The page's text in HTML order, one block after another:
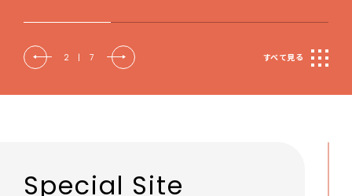
2 | 7 すべて見る
Special Site